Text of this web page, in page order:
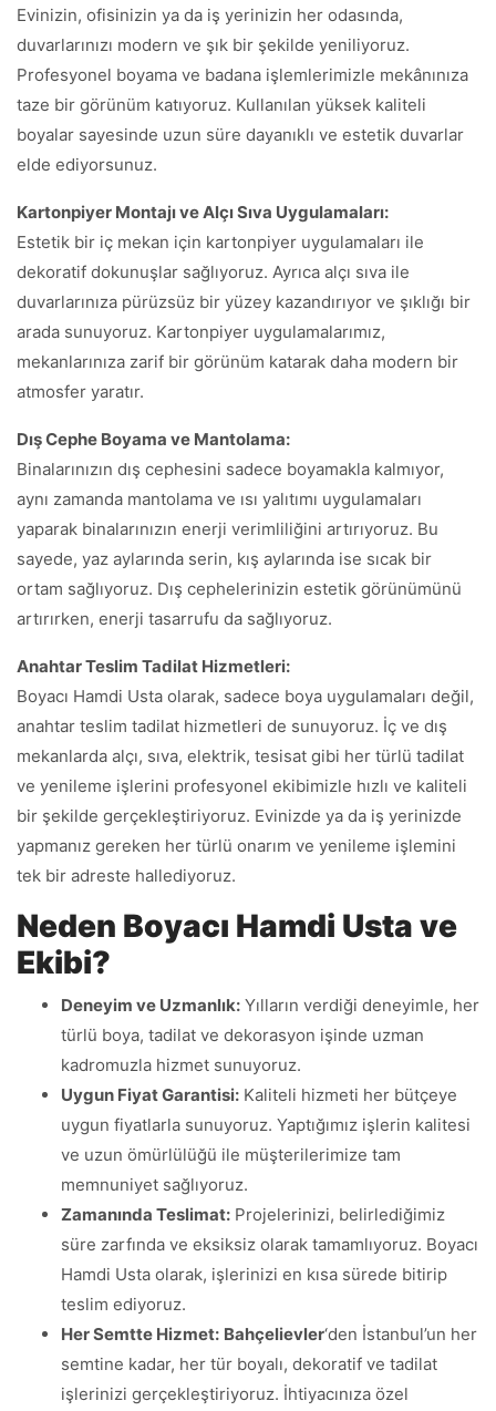
Evinizin, ofisinizin ya da iş yerinizin her odasında,
duvarlarınızı modern ve şık bir şekilde yeniliyoruz.
Profesyonel boyama ve badana işlemlerimizle mekânınıza
taze bir görünüm katıyoruz. Kullanılan yüksek kaliteli
boyalar sayesinde uzun süre dayanıklı ve estetik duvarlar
elde ediyorsunuz.
Kartonpiyer Montajı ve Alçı Sıva Uygulamaları:
Estetik bir iç mekan için kartonpiyer uygulamaları ile
dekoratif dokunuşlar sağlıyoruz. Ayrıca alçı sıva ile
duvarlarınıza pürüzsüz bir yüzey kazandırıyor ve şıklığı bir
arada sunuyoruz. Kartonpiyer uygulamalarımız,
mekanlarınıza zarif bir görünüm katarak daha modern bir
atmosfer yaratır.
Dış Cephe Boyama ve Mantolama:
Binalarınızın dış cephesini sadece boyamakla kalmıyor,
aynı zamanda mantolama ve ısı yalıtımı uygulamaları
yaparak binalarınızın enerji verimliliğini artırıyoruz. Bu
sayede, yaz aylarında serin, kış aylarında ise sıcak bir
ortam sağlıyoruz. Dış cephelerinizin estetik görünümünü
artırırken, enerji tasarrufu da sağlıyoruz.
Anahtar Teslim Tadilat Hizmetleri:
Boyacı Hamdi Usta olarak, sadece boya uygulamaları değil,
anahtar teslim tadilat hizmetleri de sunuyoruz. İç ve dış
mekanlarda alçı, sıva, elektrik, tesisat gibi her türlü tadilat
ve yenileme işlerini profesyonel ekibimizle hızlı ve kaliteli
bir şekilde gerçekleştiriyoruz. Evinizde ya da iş yerinizde
yapmanız gereken her türlü onarım ve yenileme işlemini
tek bir adreste hallediyoruz.
Neden Boyacı Hamdi Usta ve
Ekibi?
Deneyim ve Uzmanlık: Yılların verdiği deneyimle, her
türlü boya, tadilat ve dekorasyon işinde uzman
kadromuzla hizmet sunuyoruz.
Uygun Fiyat Garantisi: Kaliteli hizmeti her bütçeye
uygun fiyatlarla sunuyoruz. Yaptığımız işlerin kalitesi
ve uzun ömürlülüğü ile müşterilerimize tam
memnuniyet sağlıyoruz.
Zamanında Teslimat: Projelerinizi, belirlediğimiz
süre zarfında ve eksiksiz olarak tamamlıyoruz. Boyacı
Hamdi Usta olarak, işlerinizi en kısa sürede bitirip
teslim ediyoruz.
Her Semtte Hizmet: Bahçelievler‘den İstanbul’un her
semtine kadar, her tür boyalı, dekoratif ve tadilat
işlerinizi gerçekleştiriyoruz. İhtiyacınıza özel